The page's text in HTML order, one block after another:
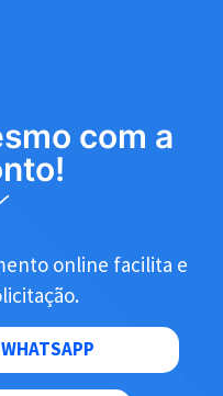
com a
online facilita e